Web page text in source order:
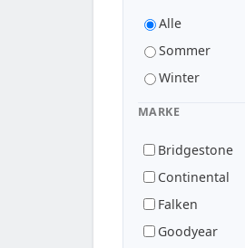
Alle
Sommer
Winter
MARKE
Bridgestone
Continental
Falken
Goodyear